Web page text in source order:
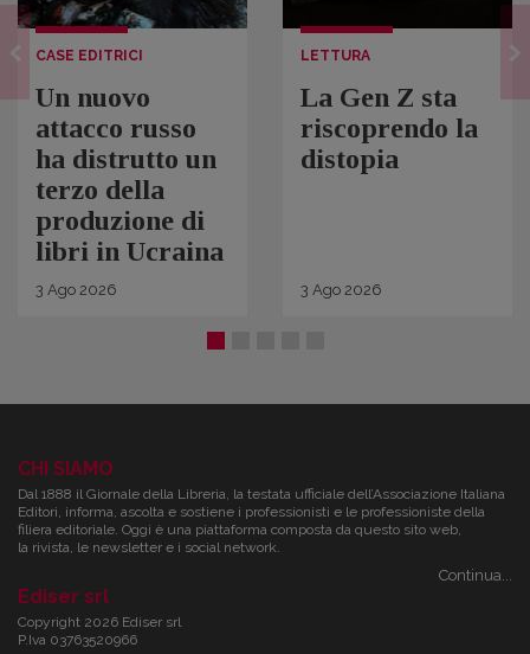
CASE EDITRICI
Un nuovo
attacco russo
ha distrutto un
terzo della
produzione di
libri in Ucraina
3 Ago 2026
LETTURA
La Gen Z sta
riscoprendo la
distopia
3 Ago 2026
CHI SIAMO
Dal 1888 il Giornale della Libreria, la testata ufficiale dell’Associazione Italiana
Editori, informa, ascolta e sostiene i professionisti e le professioniste della
filiera editoriale. Oggi è una piattaforma composta da questo sito web,
la rivista, le newsletter e i social network.
Continua...
Ediser srl
Copyright 2026 Ediser srl
P.Iva 03763520966